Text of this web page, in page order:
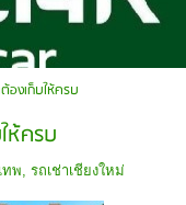
ต้องเก็บให้ครบ
ห้ครบ
ทพ, รถเช่าเชียงใหม่